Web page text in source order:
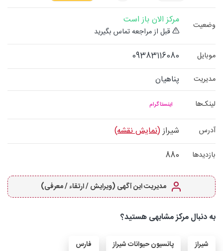
وضعیت مرکز الان باز است
قبل از مراجعه تماس بگیرید
موبایل
09383116080
مدیریت پناهیان
لینک‌ها اینستاگرام
آدرس شیراز(نمایش نقشه)
بازدیدها 880
مدیریت این آگهی (ویرایش / ارتقاء / معرفی)
به دنبال مرکز مشابهی هستید؟
شیراز پانسیون حیوانات شیراز فارس